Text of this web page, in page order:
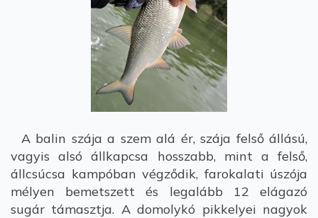
A balin szája a szem alá ér, szája felső állású,
vagyis alsó állkapcsa hosszabb, mint a felső,
állcsúcsa kampóban végződik, farokalati úszója
mélyen bemetszett és legalább 12 elágazó
sugár támasztja. A domolykó pikkelyei nagyok